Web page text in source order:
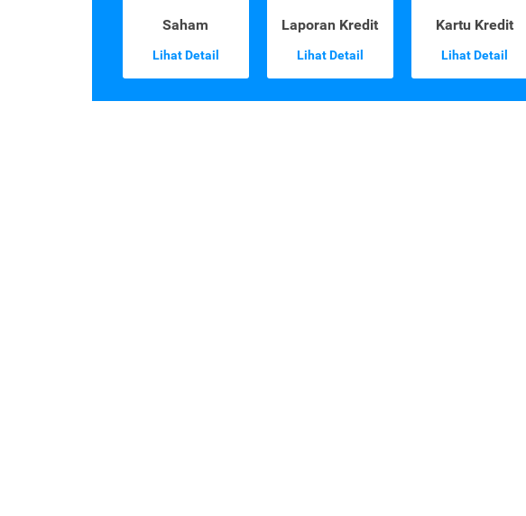
Saham
Lihat Detail
Laporan Kredit
Lihat Detail
Kartu Kredit
Lihat Detail